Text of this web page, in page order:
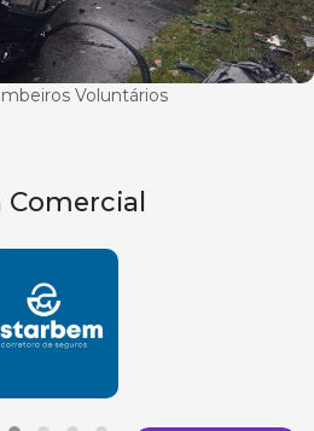
Voluntários
Comercial